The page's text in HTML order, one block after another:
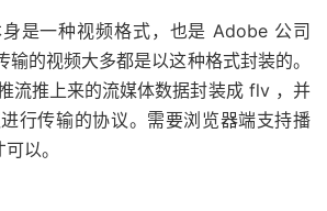
是一种视频格式，也是 Adobe 公司
的视频大多都是以这种格式封装的。
流推上来的流媒体数据封装成 flv ，并
行传输的协议。需要浏览器端支持播
以。